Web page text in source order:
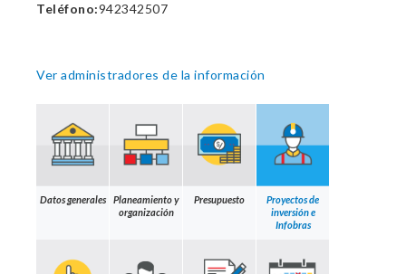
Teléfono:942342507
Ver administradores de la información
Datos generales
Planeamiento y
organización
Presupuesto
Proyectos de
inversión e
Infobras